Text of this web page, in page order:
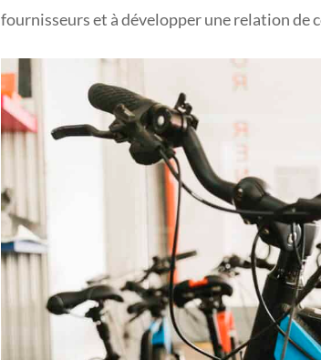
fournisseurs et à développer une relation de